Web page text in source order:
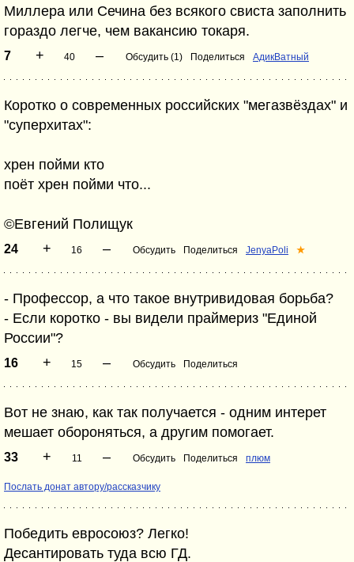
Миллера или Сечина без всякого свиста заполнить
гораздо легче, чем вакансию токаря.
7 + 40 – Обсудить (1) Поделиться АдикВатный
Коротко о современных российских "мегазвёздах" и
"суперхитах":
хрен пойми кто
поёт хрен пойми что...
©Евгений Полищук
24 + 16 – Обсудить Поделиться JenyaPoli ★
- Профессор, а что такое внутривидовая борьба?
- Если коротко - вы видели праймериз "Единой
России"?
16 + 15 – Обсудить Поделиться
Вот не знаю, как так получается - одним интерет
мешает обороняться, а другим помогает.
33 + 11 – Обсудить Поделиться плюм
Послать донат автору/рассказчику
Победить евросоюз? Легко!
Десантировать туда всю ГД.